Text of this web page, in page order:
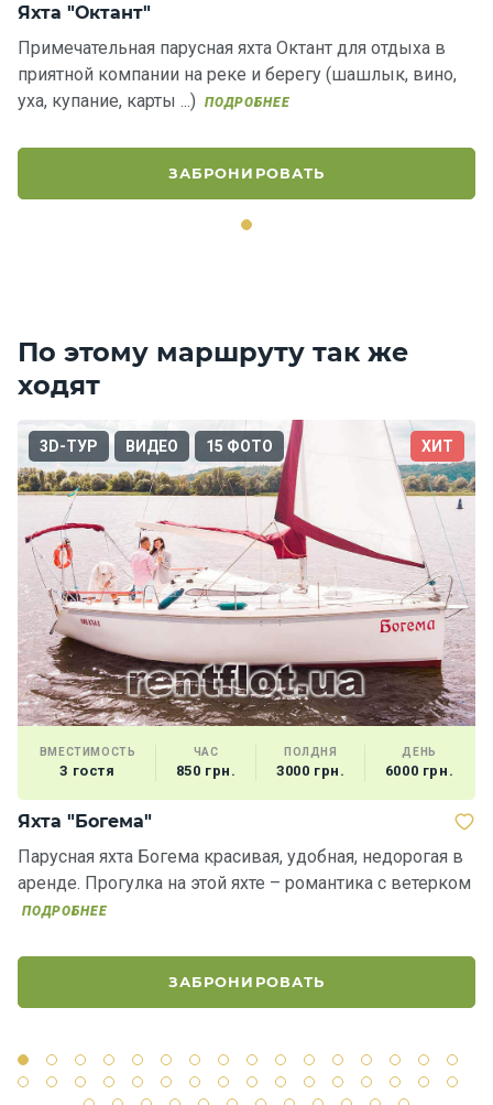
Яхта "Октант"
Примечательная парусная яхта Октант для отдыха в
приятной компании на реке и берегу (шашлык, вино,
уха, купание, карты ...)
ПОДРОБНЕЕ
ЗАБРОНИРОВАТЬ
По этому маршруту так же
ходят
3D-ТУР ВИДЕО 15 ФОТО ХИТ
ВМЕСТИМОСТЬ
3 гостя
ЧАС
850 грн.
ПОЛДНЯ
3000 грн.
ДЕНЬ
6000 грн.
Яхта "Богема"
Парусная яхта Богема красивая, удобная, недорогая в
аренде. Прогулка на этой яхте – романтика с ветерком
ПОДРОБНЕЕ
ЗАБРОНИРОВАТЬ